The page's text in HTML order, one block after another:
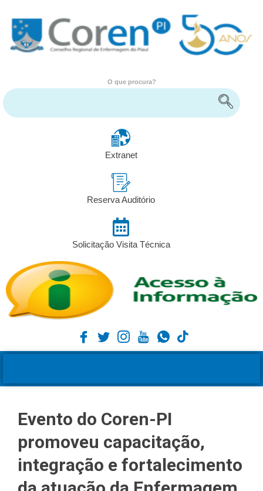
O que procura?
Extranet
Reserva Auditório
Solicitação Visita Técnica
Evento do Coren-PI
promoveu capacitação,
integração e fortalecimento